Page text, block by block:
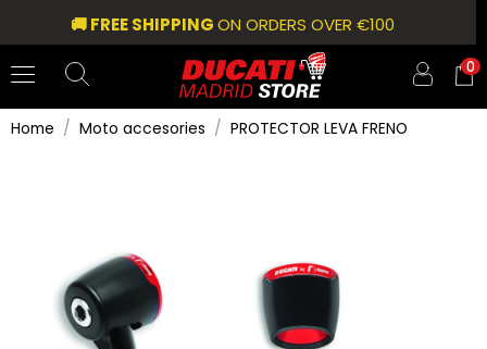
🚚 FREE SHIPPINGON ORDERS OVER €100
0
Home Moto accesories PROTECTOR LEVA FRENO